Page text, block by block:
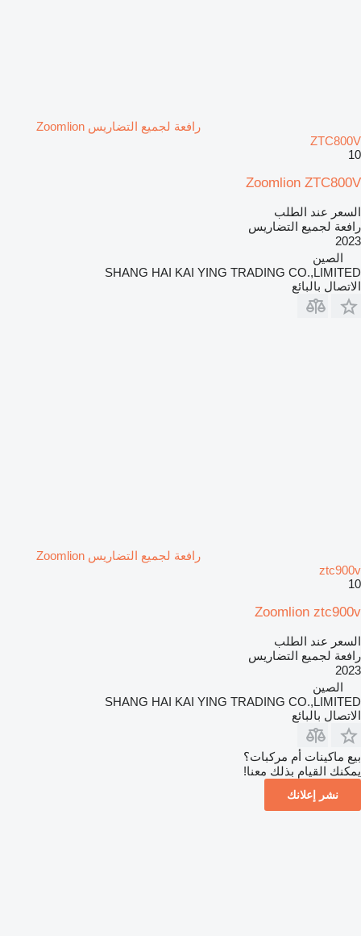
رافعة لجميع التضاريس Zoomlion
ZTC800V
10
Zoomlion ZTC800V
السعر عند الطلب
رافعة لجميع التضاريس
2023
الصين
SHANG HAI KAI YING TRADING CO.,LIMITED
الاتصال بالبائع
رافعة لجميع التضاريس Zoomlion
ztc900v
10
Zoomlion ztc900v
السعر عند الطلب
رافعة لجميع التضاريس
2023
الصين
SHANG HAI KAI YING TRADING CO.,LIMITED
الاتصال بالبائع
بيع ماكينات أم مركبات؟
يمكنك القيام بذلك معنا!
نشر إعلانك